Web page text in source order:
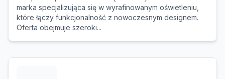
marka specjalizująca się w wyrafinowanym oświetleniu,
które łączy funkcjonalność z nowoczesnym designem.
Oferta obejmuje szeroki...